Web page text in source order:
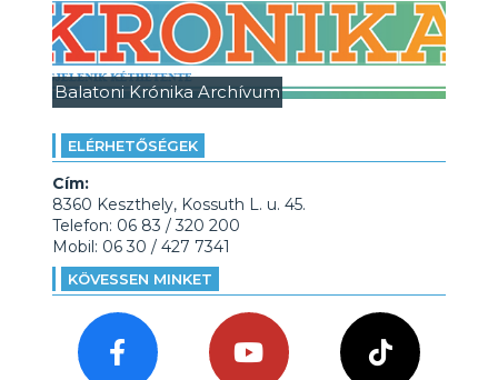
Balatoni Krónika Archívum
ELÉRHETŐSÉGEK
Cím:
8360 Keszthely, Kossuth L. u. 45.
Telefon: 06 83 / 320 200
Mobil: 06 30 / 427 7341
KÖVESSEN MINKET